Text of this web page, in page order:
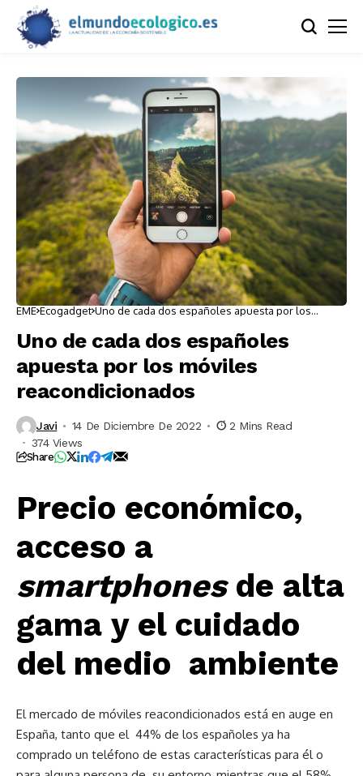
EME Ecogadget Uno de cada dos españoles apuesta por los
Uno de cada dos españoles
apuesta por los móviles
reacondicionados
Javi 14 De Diciembre De 2022
2 Mins Read
374 Views
Share
Precio económico,
acceso a
smartphonesde alta
gama y el cuidado
del medio ambiente
El mercado de móviles reacondicionados está en auge en
España, tanto que el 44% de los españoles ya ha
comprado un teléfono de estas características para él o